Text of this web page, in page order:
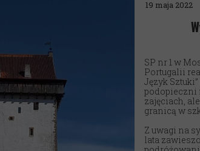
19 maja 2022
SP nr 1 w
Portugalii
Język
podopieczni
zajęciach,
granicą w
Z uwagi na
lata
Rada rodziców
Biblioteka
Stołówka
Świetlica
Kronika
Niebieskie Igrzyska
Szkoła Odpowiedzialna Cyfrowo
Zaczytana Jedynka
#SuperKoderzy
# klikaj pozytywnie
Harmonogram